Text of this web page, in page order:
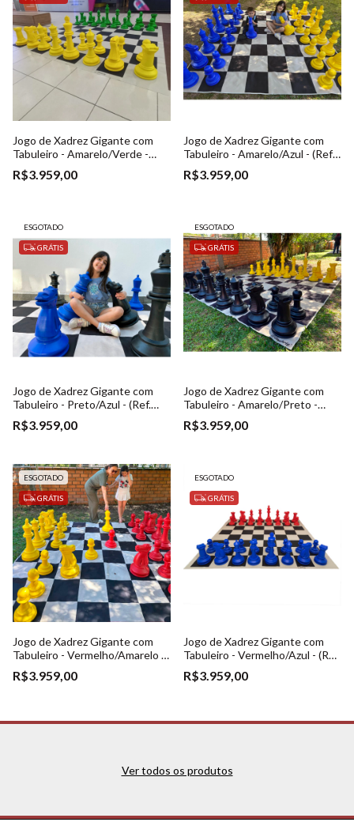
Jogo de Xadrez Gigante com
Tabuleiro - Amarelo/Verde -
(Ref. 023)
R$3.959,00
Jogo de Xadrez Gigante com
Tabuleiro - Amarelo/Azul - (Ref.
023)
R$3.959,00
ESGOTADO
GRÁTIS
Jogo de Xadrez Gigante com
Tabuleiro - Preto/Azul - (Ref.
023)
R$3.959,00
ESGOTADO
GRÁTIS
Jogo de Xadrez Gigante com
Tabuleiro - Amarelo/Preto -
(Ref. 023)
R$3.959,00
ESGOTADO
GRÁTIS
Jogo de Xadrez Gigante com
Tabuleiro - Vermelho/Amarelo -
(Ref. 023)
R$3.959,00
ESGOTADO
GRÁTIS
Jogo de Xadrez Gigante com
Tabuleiro - Vermelho/Azul - (Ref.
023)
R$3.959,00
Ver todos os produtos